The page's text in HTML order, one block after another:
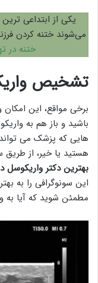
یکی از ابتداعی
می‌شوند ختنه کردن
ختنه در
تشخیص
برخی مواقع، این امکان
باشید و باز هم به
هایی که پزشک می
هستید یا خیر، از
بهترین دکتر واریکوسل
این سونوگرافی را به
مطمئن شوید که آیا به